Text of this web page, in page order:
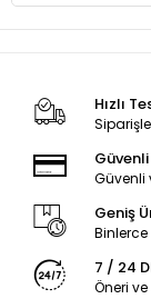
Hızlı
Güvenli
Güvenli
Geniş
7 / 24
Öneri